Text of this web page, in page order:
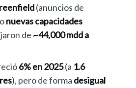
(anuncios de
onuevas capacidades
de ~44,000 mdd a
6% en 2025(a 1.6
), pero de forma desigual